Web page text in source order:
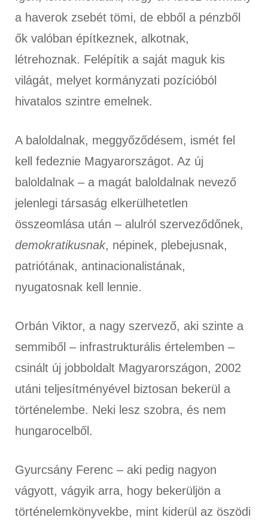
a haverok zsebét tömi, de ebből a pénzből
ők valóban építkeznek, alkotnak,
létrehoznak. Felépítik a saját maguk kis
világát, melyet kormányzati pozícióból
hivatalos szintre emelnek.
A baloldalnak, meggyőződésem, ismét fel
kell fedeznie Magyarországot. Az új
baloldalnak – a magát baloldalnak nevező
jelenlegi társaság elkerülhetetlen
összeomlása után – alulról szerveződőnek,
demokratikusnak, népinek, plebejusnak,
patriótának, antinacionalistának,
nyugatosnak kell lennie.
Orbán Viktor, a nagy szervező, aki szinte a
semmiből – infrastrukturális értelemben –
csinált új jobboldalt Magyarországon, 2002
utáni teljesítményével biztosan bekerül a
történelembe. Neki lesz szobra, és nem
hungarocelből.
Gyurcsány Ferenc – aki pedig nagyon
vágyott, vágyik arra, hogy bekerüljön a
történelemkönyvekbe, mint kiderül az öszödi